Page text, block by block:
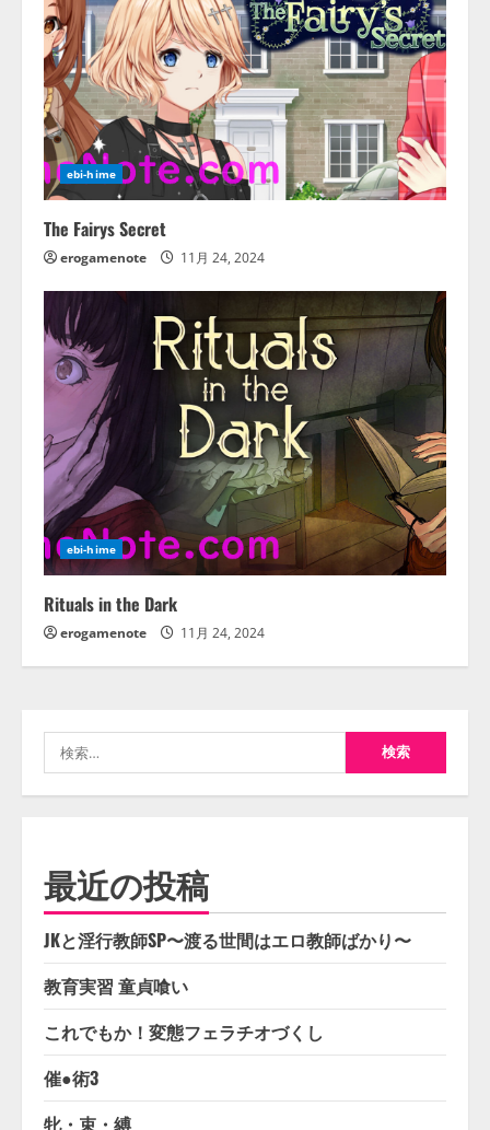
ebi-hime
The Fairys Secret
erogamenote 11月 24, 2024
ebi-hime
Rituals in the Dark
erogamenote 11月 24, 2024
索:
最近の投稿
JKと淫行教師SP〜渡る世間はエロ教師ばかり〜
教育実習 童貞喰い
これでもか！変態フェラチオづくし
催●術3
牝・束・縛